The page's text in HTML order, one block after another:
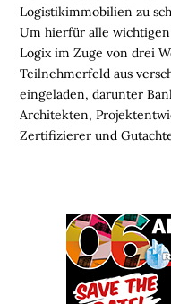
H
Logistikimmobilien zu
Um hierfür alle
Logix im Zuge von drei
Teilnehmerfeld aus
eingeladen, darunter
Architekten,
Zertifizierer und